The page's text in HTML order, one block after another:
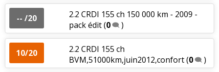
-- /20
2.2 CRDI 155 ch 150 000 km - 2009 -
pack édit(0 )
10/20
2.2 CRDI 155 ch
BVM,51000km,juin2012,confort(0 )